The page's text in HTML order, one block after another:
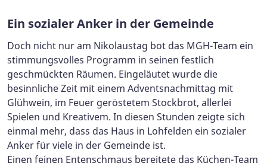
Ein sozialer Anker in der Gemeinde
Doch nicht nur am Nikolaustag bot das MGH-Team ein
stimmungsvolles Programm in seinen festlich
geschmückten Räumen. Eingeläutet wurde die
besinnliche Zeit mit einem Adventsnachmittag mit
Glühwein, im Feuer geröstetem Stockbrot, allerlei
Spielen und Kreativem. In diesen Stunden zeigte sich
einmal mehr, dass das Haus in Lohfelden ein sozialer
Anker für viele in der Gemeinde ist.
Einen feinen Entenschmaus bereitete das Küchen-Team